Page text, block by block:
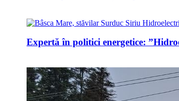
Expertă în politici energetice: